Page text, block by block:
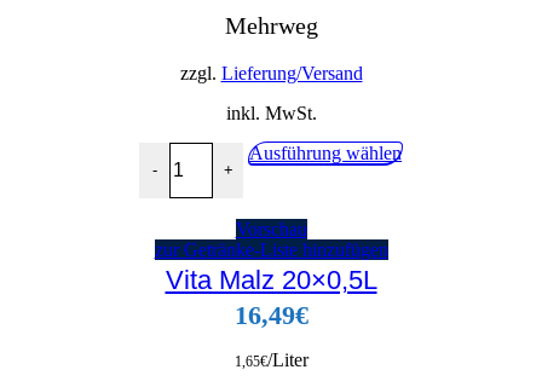
Mehrweg
zzgl. Lieferung/Versand
inkl. MwSt.
-
Gaffel Kölsch 24x0,33l Menge
+
Ausführung wählenDieses
Vorschau
zur Getränke-Liste hinzufügen
Vita Malz 20×0,5L
16,49€
1,65€/Liter